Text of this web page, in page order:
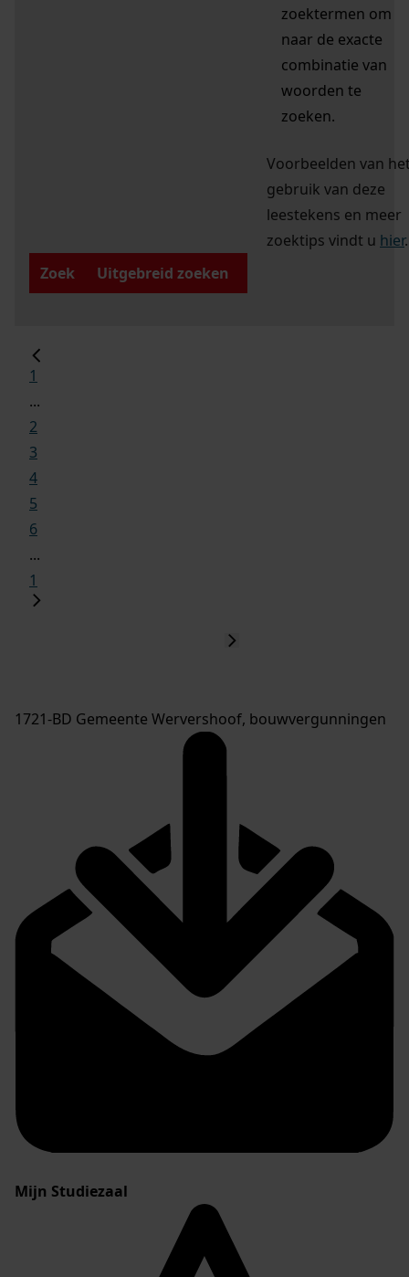
zoektermen om
naar de exacte
combinatie van
woorden te
zoeken.
Voorbeelden van
gebruik van deze
leestekens en meer
zoektips vindt u hier.
Zoek
Uitgebreid zoeken
1
...
2
3
4
5
6
...
1
1721-BD Gemeente Wervershoof, bouwvergunningen
Mijn Studiezaal